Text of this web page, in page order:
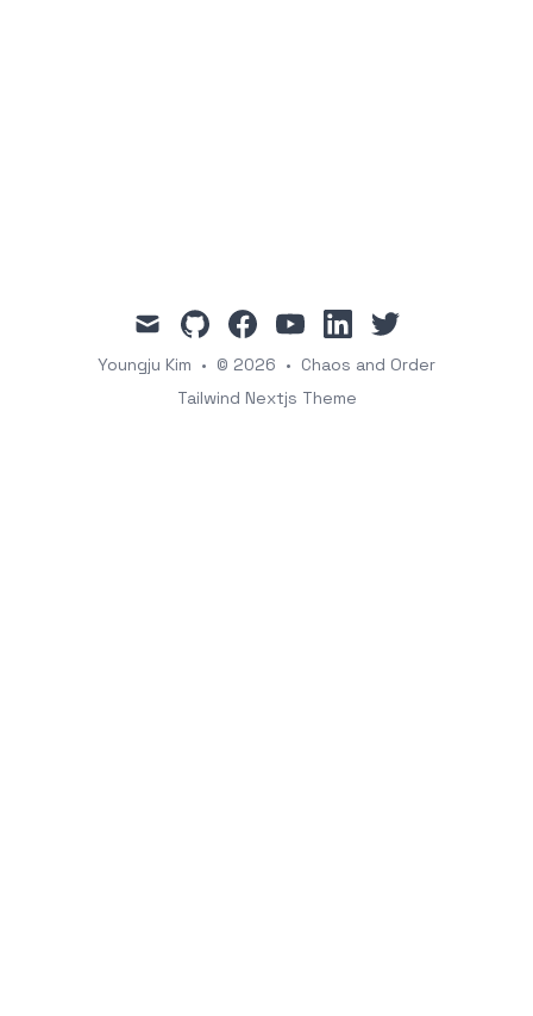
mail githubfacebookyoutubelinkedintwitter
Youngju Kim • © 2026 • Chaos and Order
Tailwind Nextjs Theme